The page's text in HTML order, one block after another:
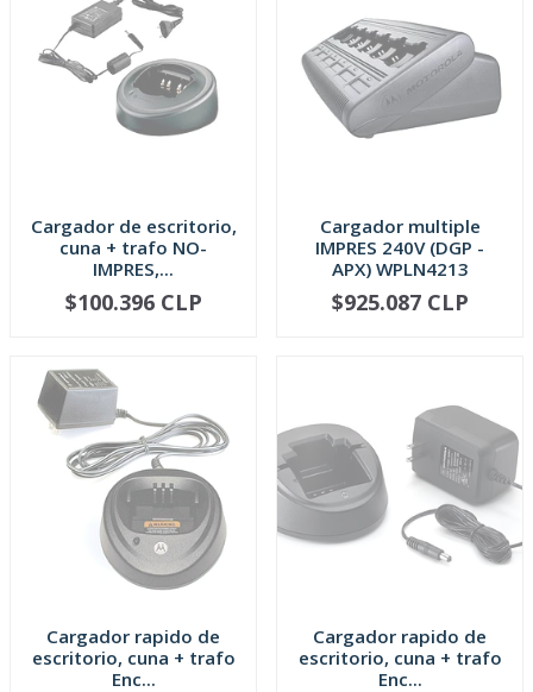
Cargador de escritorio,
cuna + trafo NO-
IMPRES,...
AGOTADO
$100.396 CLP
Cargador multiple
IMPRES 240V (DGP -
APX) WPLN4213
AGOTADO
$925.087 CLP
Cargador rapido de
escritorio, cuna + trafo
Enc...
Cargador rapido de
escritorio, cuna + trafo
Enc...